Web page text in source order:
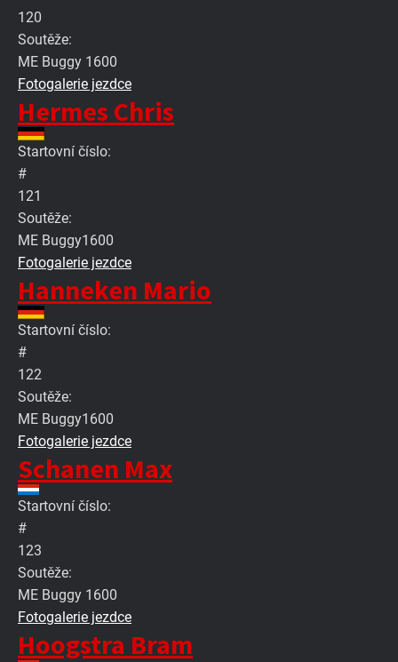
120
Soutěže:
ME Buggy 1600
Fotogalerie jezdce
Hermes Chris
Startovní číslo:
#
121
Soutěže:
ME Buggy1600
Fotogalerie jezdce
Hanneken Mario
Startovní číslo:
#
122
Soutěže:
ME Buggy1600
Fotogalerie jezdce
Schanen Max
Startovní číslo:
#
123
Soutěže:
ME Buggy 1600
Fotogalerie jezdce
Hoogstra Bram